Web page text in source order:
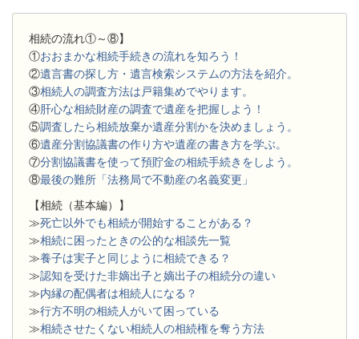
相続の流れ①～⑧】
①おおまかな相続手続きの流れを知ろう！
②遺言書の探し方・遺言検索システムの方法を紹介。
③相続人の調査方法は戸籍集めでやります。
④肝心な相続財産の調査で遺産を把握しよう！
⑤調査したら相続放棄か遺産分割かを決めましょう。
⑥遺産分割協議書の作り方や遺産の書き方を学ぶ。
⑦分割協議書を使って預貯金の相続手続きをしよう。
⑧最後の難所「法務局で不動産の名義変更」
【相続（基本編）】
≫死亡以外でも相続が開始することがある？
≫相続に困ったときの公的な相談先一覧
≫養子は実子と同じように相続できる？
≫認知を受けた非嫡出子と嫡出子の相続分の違い
≫内縁の配偶者は相続人になる？
≫行方不明の相続人がいて困っている
≫相続させたくない相続人の相続権を奪う方法